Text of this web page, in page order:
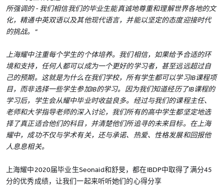
所强调的 - 我们相信我们的毕业生能真诚地尊重和理解世界各地的文
化，精通中英双语以及其他现代语言，并能以坚定的态度迎接时代
的挑战。”
上海耀中注重每个学生的个体培养。我们相信，如果给予合适的环
境和支持，任何人都可以成为一个更好的学习者，甚至远远超过自
己的预期。这就是为什么在我们学校，所有学生都可以学习IB课程项
目，而非选择一些学生参加IB的学习。因为我们知道经历了IB课程的
学习后，学生会从耀中毕业时收益良多。经过与我们的课程主任、
老师和大学指导老师的深入讨论，我们所有的高中学生都坚定地选
择了真正适合他们的科目，并清楚他们所追寻的未来目标。在上海
耀中，成功不仅与学术有关，还与承诺、热爱、性格发展和回报他
人息息相关。
上海耀中2020届毕业生Seonaid和舒旻，都在IBDP中取得了满分45
分的优秀成绩，让我们一起来听听她们的心得分享